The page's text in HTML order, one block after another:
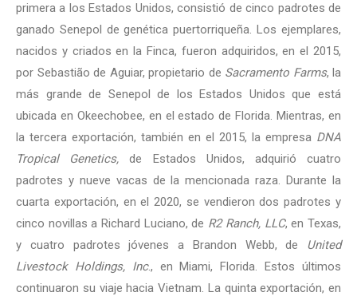
primera a los Estados Unidos, consistió de cinco padrotes de
ganado Senepol de genética puertorriqueña. Los ejemplares,
nacidos y criados en la Finca, fueron adquiridos, en el 2015,
por Sebastião de Aguiar, propietario de Sacramento Farms, la
más grande de Senepol de los Estados Unidos que está
ubicada en Okeechobee, en el estado de Florida. Mientras, en
la tercera exportación, también en el 2015, la empresa DNA
Tropical Genetics, de Estados Unidos, adquirió cuatro
padrotes y nueve vacas de la mencionada raza. Durante la
cuarta exportación, en el 2020, se vendieron dos padrotes y
cinco novillas a Richard Luciano, de R2 Ranch, LLC, en Texas,
y cuatro padrotes jóvenes a Brandon Webb, de United
Livestock Holdings, Inc., en Miami, Florida. Estos últimos
continuaron su viaje hacia Vietnam. La quinta exportación, en